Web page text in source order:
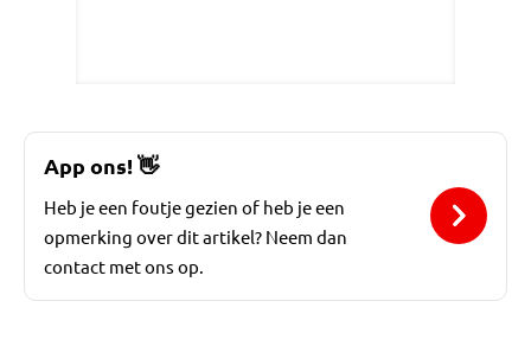
App ons!👋
Heb je een foutje gezien of heb je een
opmerking over dit artikel? Neem dan
contact met ons op.